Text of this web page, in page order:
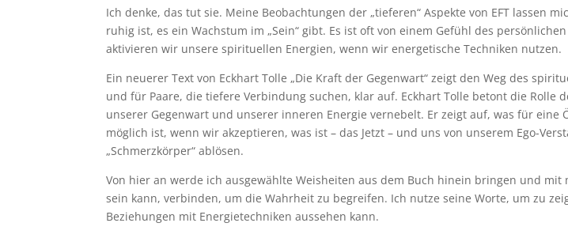
Ich denke, das tut sie. Meine Beobachtungen der „tieferen“ Aspekte von EFT lassen
ruhig ist, es ein Wachstum im „Sein“ gibt. Es ist oft von einem Gefühl des
aktivieren wir unsere spirituellen Energien, wenn wir energetische Techniken nutzen.
Ein neuerer Text von Eckhart Tolle „Die Kraft der Gegenwart“ zeigt den Weg des
und für Paare, die tiefere Verbindung suchen, klar auf. Eckhart Tolle betont die Rolle
unserer Gegenwart und unserer inneren Energie vernebelt. Er zeigt auf, was für eine
möglich ist, wenn wir akzeptieren, was ist – das Jetzt – und uns von unserem Ego-
„Schmerzkörper“ ablösen.
Von hier an werde ich ausgewählte Weisheiten aus dem Buch hinein bringen und mit
sein kann, verbinden, um die Wahrheit zu begreifen. Ich nutze seine Worte, um zu
Beziehungen mit Energietechniken aussehen kann.